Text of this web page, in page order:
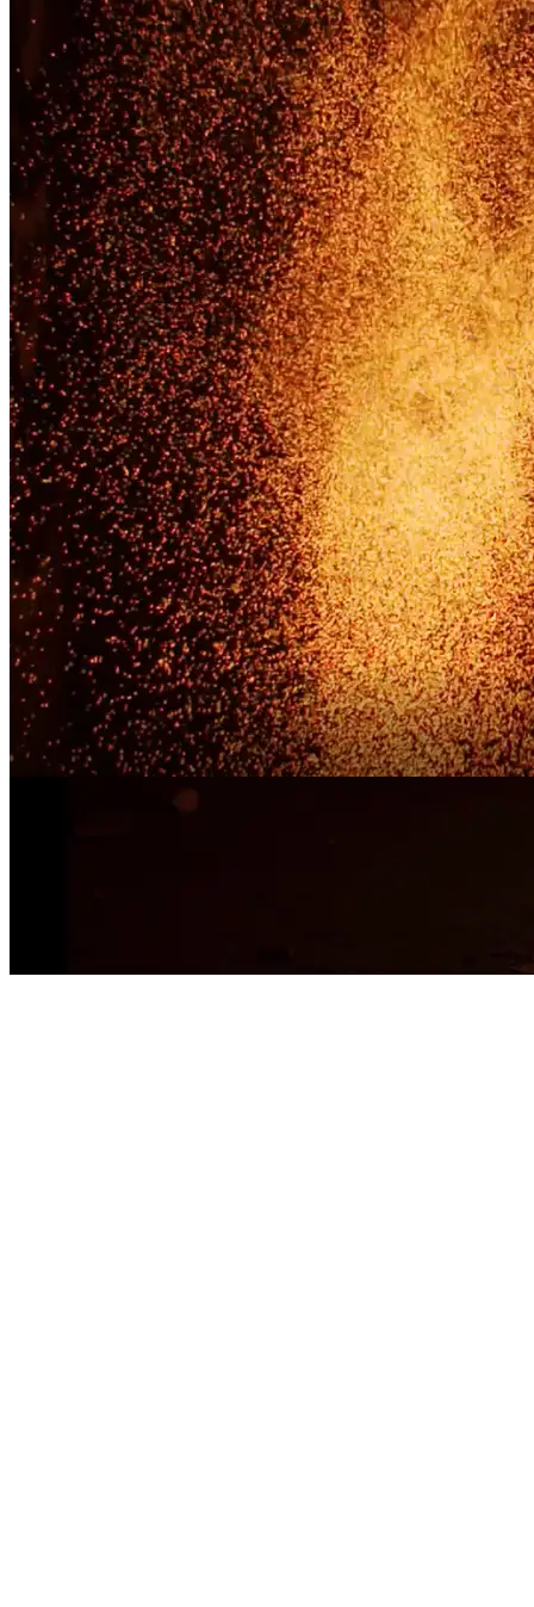
Feuershows bundesweit buchen…
Datenschutz Copyright 2022
Jetzt anrufen!